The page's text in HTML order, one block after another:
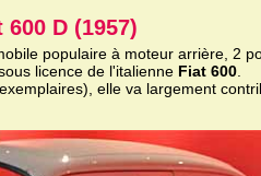
600 D (1957)
populaire à moteur arrière, 2
licence de l'italienne Fiat 600
elle va largement